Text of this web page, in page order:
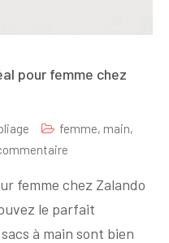
pour femme chez
femme, main,
votre
sac
à
femme chez Zalando
le parfait
à main sont bien